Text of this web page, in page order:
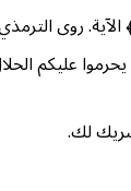
﴾ الآية. روى
عليكم
لك.